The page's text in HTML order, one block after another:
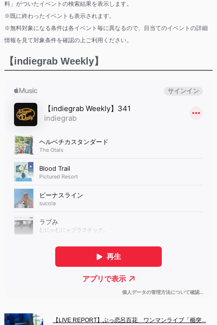
料」がついたイベントの検索結果を表示します。
※既に終わったイベントも表示されます。
※無料対象になる条件は各イベント毎に異なるので、目当てのイベントの詳細
情報を見て対象条件を確認の上ご利用ください。
【indiegrab Weekly】
【LIVE REPORT】ぶっ恋呂百花　ワンマンライブ「楯突...